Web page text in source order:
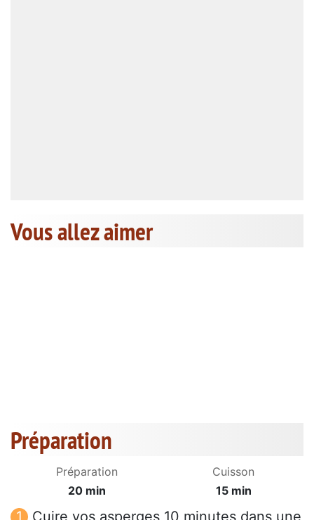
Vous allez aimer
Préparation
Préparation
20 min
Cuisson
15 min